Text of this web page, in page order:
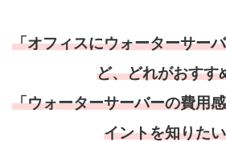
「オフィスにウォーターサー
ど、どれがおすす
「ウォーターサーバーの費用
イントを知りた